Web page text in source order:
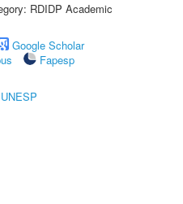
RDIDP Academic
Google Scholar
Fapesp